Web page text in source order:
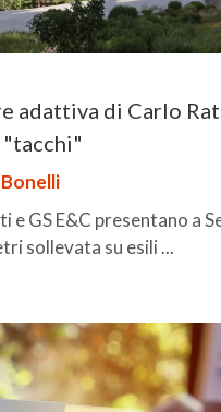
adattiva di Carlo
"tacchi"
e GS E&C presentano a
sollevata su esili ...